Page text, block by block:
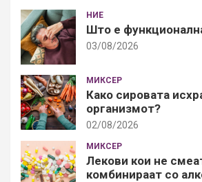
НИЕ
Што е
03/08/2026
МИКСЕР
Како сировата
организмот?
02/08/2026
МИКСЕР
Лекови кои не
комбинираат со